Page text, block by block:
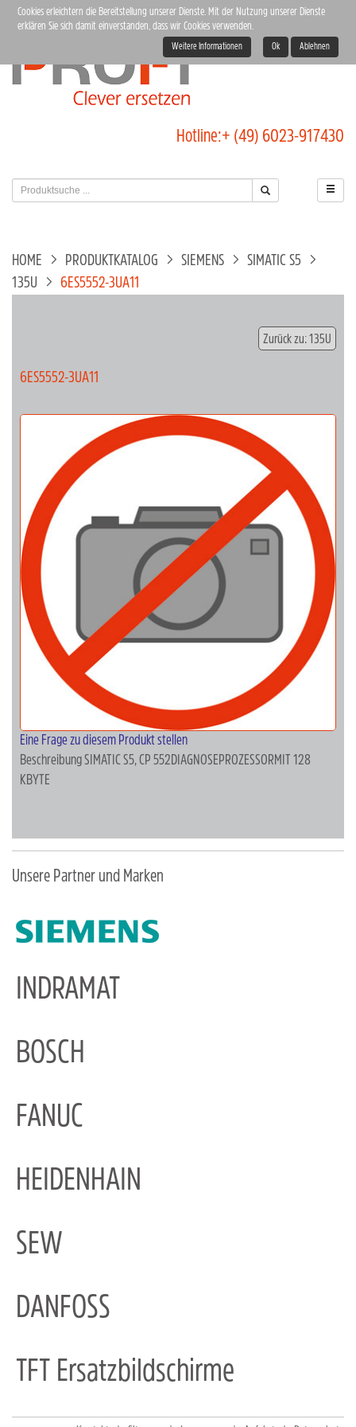
Hotline:+ (49) 6023-917430
HOME PRODUKTKATALOG SIEMENS
SIMATIC S5
135U
6ES5552-3UA11
Zurück zu: 135U
6ES5552-3UA11
Eine Frage zu diesem Produkt stellen
BeschreibungSIMATIC S5, CP 552DIAGNOSEPROZESSORMIT 128
KBYTE
Unsere Partner und Marken
INDRAMAT
BOSCH
FANUC
HEIDENHAIN
SEW
DANFOSS
TFT Ersatzbildschirme
Cookies erleichtern die Bereitstellung unserer Dienste. Mit der Nutzung unserer Dienste
erklären Sie sich damit einverstanden, dass wir Cookies verwenden.
Weitere Informationen Ok Ablehnen